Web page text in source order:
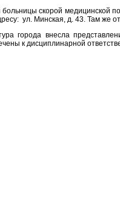
больницы скорой
ул. Минская, д. 43. Там же
города внесла
к дисциплинарной